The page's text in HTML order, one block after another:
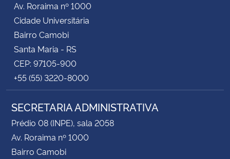
Secretaria-Geral
Secretaria de Governo
Gabinete de Segurança Institucional
Advocacia-Geral da União
Av. Roraima nº 1000
Cidade Universitária
Bairro Camobi
Santa Maria - RS
CEP: 97105-900
+55 (55) 3220-8000
SECRETARIA ADMINISTRATIVA
Prédio 08 (INPE), sala 2058
Av. Roraima nº 1000
Bairro Camobi